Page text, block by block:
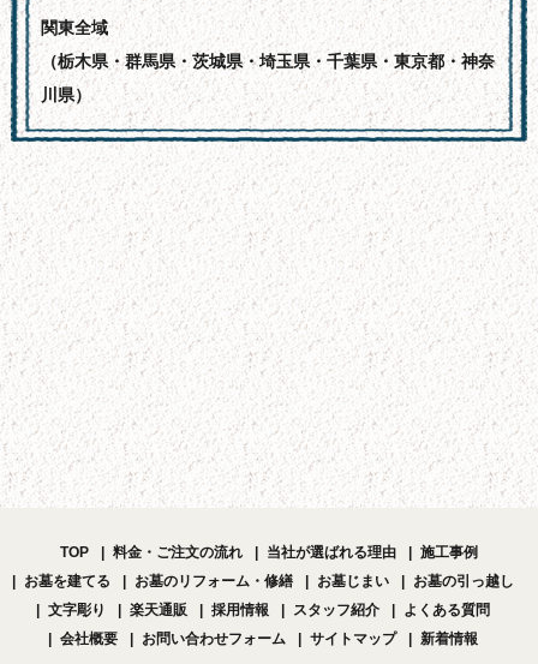
関東全域
（栃木県・群馬県・茨城県・埼玉県・千葉県・東京都・神奈
川県）
TOP 料金・ご注文の流れ 当社が選ばれる理由
施工事例
お墓を建てる
お墓のリフォーム・修繕 お墓じまい
お墓の引っ越し
文字彫り
楽天通販 採用情報 スタッフ紹介
よくある質問
会社概要
お問い合わせフォーム サイトマップ 新着情報